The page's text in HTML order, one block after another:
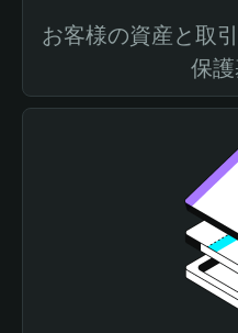
お客様の資産と取
保護